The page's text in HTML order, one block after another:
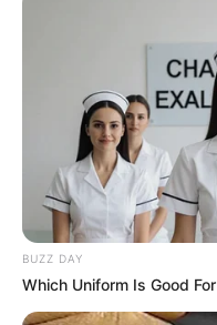
Tenemos
favor,
ACTIVAR AHORA
TEMAS
BUZZ DAY
Which Uniform Is Good